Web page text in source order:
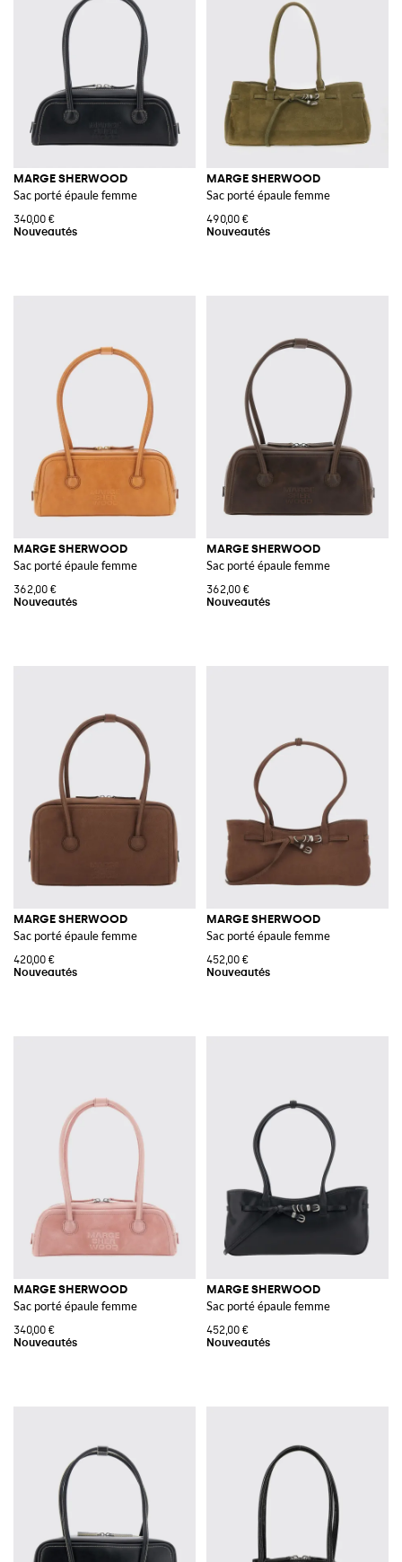
MARGE SHERWOOD
Sac porté épaule femme
340,00 €
MARGE SHERWOOD
Sac porté épaule femme
490,00 €
MARGE SHERWOOD
Sac porté épaule femme
362,00 €
MARGE SHERWOOD
Sac porté épaule femme
362,00 €
MARGE SHERWOOD
Sac porté épaule femme
420,00 €
MARGE SHERWOOD
Sac porté épaule femme
452,00 €
MARGE SHERWOOD
Sac porté épaule femme
340,00 €
MARGE SHERWOOD
Sac porté épaule femme
452,00 €